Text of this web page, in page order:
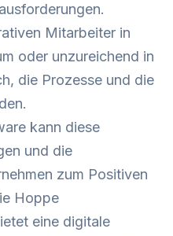
Mitarbeiter in
oder unzureichend in
die Prozesse und die
kann diese
und die
zum Positiven
Hoppe
eine digitale